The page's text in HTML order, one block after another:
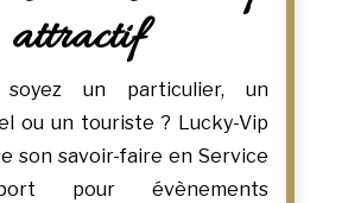
attractif
un particulier, un
ou un touriste ? Lucky-Vip
son savoir-faire en Service
pour évènements